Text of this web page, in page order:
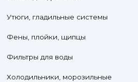
Утюги, гладильные системы
Фены, плойки, щипцы
Фильтры для воды
Холодильники, морозильные